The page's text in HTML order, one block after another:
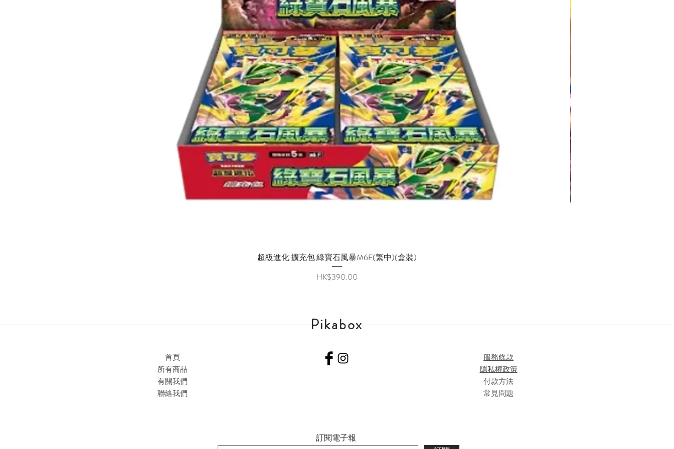
快速瀏覽
超級進化 擴充包 綠寶石風暴M6F(繁中)(盒裝)
價格
HK$390.00
Pikabox
首頁
所有商品
有關我們
聯絡我們
服務條款
隱私權政策
付款方法
常見問題
訂閱電子報